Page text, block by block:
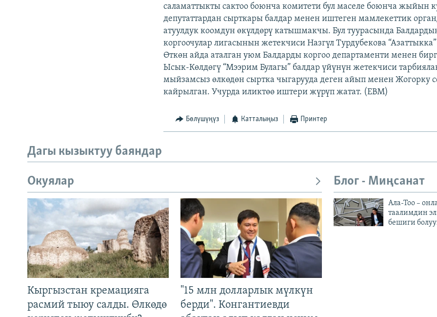
саламаттыкты сактоо боюнча комитети бул маселе боюнча жыйын
депутаттардан сырткары балдар менен иштеген мамлекеттик
атуулдук коомдун өкүлдөрү катышмакчы. Бул туурасында
коргоочулар лигасынын жетекчиси Назгүл Турдубекова
Өткөн айда аталган уюм Балдарды коргоо департаменти менен
Ысык-Көлдөгү “Мээрим Булагы” балдар үйүнүн жетекчиси
мыйзамсыз өлкөдөн сыртка чыгарууда деген айып менен Жогорку
кайрылган. Учурда иликтөө иштери жүрүп жатат. (EBM)
Бөлүшүңүз Катталыңыз Принтер
Дагы кызыктуу баяндар
Окуялар
Кыргызстан кремацияга
расмий тыюу салды. Өлкөдө
"15 млн долларлык мүлкүн
берди". Конгантиевди
Блог - Миңсанат
Ала-Тоо –
таалимдин
бешиги